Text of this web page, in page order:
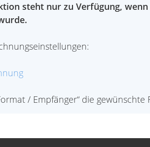
steht nur zu Verfügung,
/ Empfänger“ die